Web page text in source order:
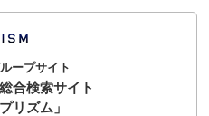
ープサイト
合検索サイト
リズム」